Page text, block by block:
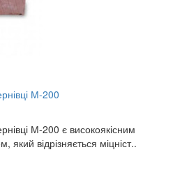
М-200
М-200 є високоякісним
який відрізняється міцніст..